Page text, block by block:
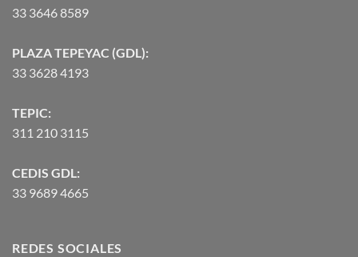
33 3646 8589
PLAZA TEPEYAC (GDL):
33 3628 4193
TEPIC:
311 210 3115
CEDIS GDL:
33 9689 4665
REDES SOCIALES